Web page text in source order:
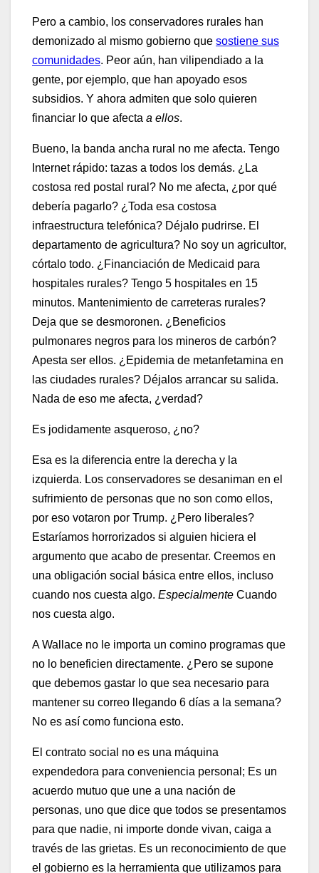
Pero a cambio, los conservadores rurales han
demonizado al mismo gobierno que sostiene sus
comunidades. Peor aún, han vilipendiado a la
gente, por ejemplo, que han apoyado esos
subsidios. Y ahora admiten que solo quieren
financiar lo que afecta a ellos.
Bueno, la banda ancha rural no me afecta. Tengo
Internet rápido: tazas a todos los demás. ¿La
costosa red postal rural? No me afecta, ¿por qué
debería pagarlo? ¿Toda esa costosa
infraestructura telefónica? Déjalo pudrirse. El
departamento de agricultura? No soy un agricultor,
córtalo todo. ¿Financiación de Medicaid para
hospitales rurales? Tengo 5 hospitales en 15
minutos. Mantenimiento de carreteras rurales?
Deja que se desmoronen. ¿Beneficios
pulmonares negros para los mineros de carbón?
Apesta ser ellos. ¿Epidemia de metanfetamina en
las ciudades rurales? Déjalos arrancar su salida.
Nada de eso me afecta, ¿verdad?
Es jodidamente asqueroso, ¿no?
Esa es la diferencia entre la derecha y la
izquierda. Los conservadores se desaniman en el
sufrimiento de personas que no son como ellos,
por eso votaron por Trump. ¿Pero liberales?
Estaríamos horrorizados si alguien hiciera el
argumento que acabo de presentar. Creemos en
una obligación social básica entre ellos, incluso
cuando nos cuesta algo. Especialmente Cuando
nos cuesta algo.
A Wallace no le importa un comino programas que
no lo beneficien directamente. ¿Pero se supone
que debemos gastar lo que sea necesario para
mantener su correo llegando 6 días a la semana?
No es así como funciona esto.
El contrato social no es una máquina
expendedora para conveniencia personal; Es un
acuerdo mutuo que une a una nación de
personas, uno que dice que todos se presentamos
para que nadie, ni importe donde vivan, caiga a
través de las grietas. Es un reconocimiento de que
el gobierno es la herramienta que utilizamos para